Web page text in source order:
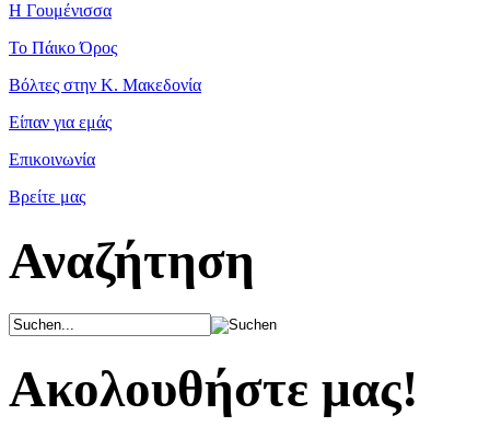
Η Γουμένισσα
Το Πάικο Όρος
Βόλτες στην Κ. Μακεδονία
Είπαν για εμάς
Επικοινωνία
Βρείτε μας
Αναζήτηση
Ακολουθήστε μας!